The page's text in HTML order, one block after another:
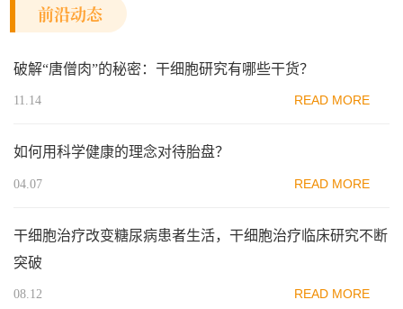
前沿动态
破解“唐僧肉”的秘密：干细胞研究有哪些干货？
11.14 READ MORE
如何用科学健康的理念对待胎盘？
04.07 READ MORE
干细胞治疗改变糖尿病患者生活，干细胞治疗临床研究不断
突破
08.12 READ MORE